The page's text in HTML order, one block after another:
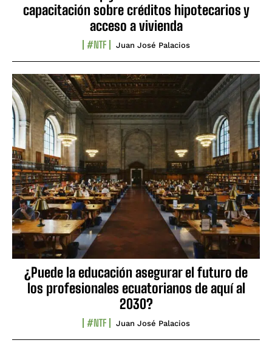
capacitación sobre créditos hipotecarios y
acceso a vivienda
#NTF Juan José Palacios
¿Puede la educación asegurar el futuro de
los profesionales ecuatorianos de aquí al
2030?
#NTF Juan José Palacios